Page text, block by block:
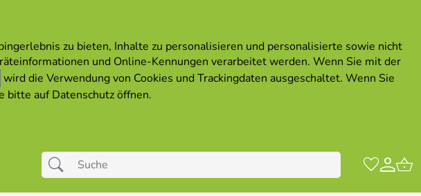
zu bieten, Inhalte zu personalisieren und personalisierte sowie nicht
und Online-Kennungen verarbeitet werden. Wenn Sie mit der
wird die Verwendung von Cookies und Trackingdaten ausgeschaltet. Wenn Sie
bitte aufDatenschutz öffnen.